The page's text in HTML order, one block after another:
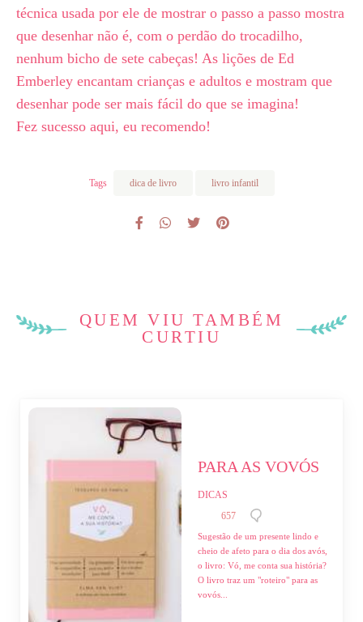
técnica usada por ele de mostrar o passo a passo mostra
que desenhar não é, com o perdão do trocadilho,
nenhum bicho de sete cabeças! As lições de Ed
Emberley encantam crianças e adultos e mostram que
desenhar pode ser mais fácil do que se imagina!⁣
Fez sucesso aqui, eu recomendo!⁣
Tags dica de livro livro infantil
QUEM VIU TAMBÉM
CURTIU
PARA AS VOVÓS
DICAS
657
Sugestão de um presente lindo e
cheio de afeto para o dia dos avós,
o livro: Vó, me conta sua história?
⁣⁣O livro traz um "roteiro" para as
vovós...